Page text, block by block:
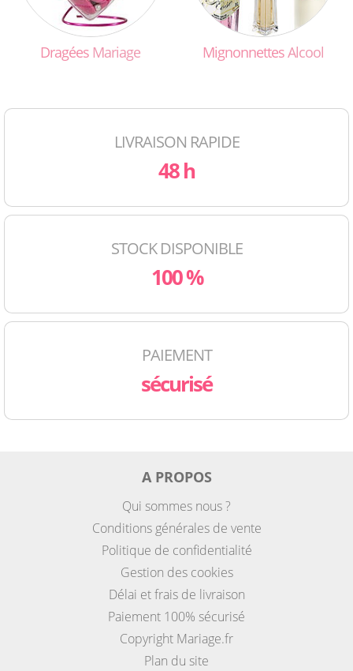
Dragées Mariage MignonnettesAlcool
LIVRAISON RAPIDE
48 h
STOCK DISPONIBLE
100 %
PAIEMENT
sécurisé
A PROPOS
Qui sommes nous ?
Conditions générales de vente
Politique de confidentialité
Gestion des cookies
Délai et frais de livraison
Paiement 100% sécurisé
Copyright Mariage.fr
Plan du site